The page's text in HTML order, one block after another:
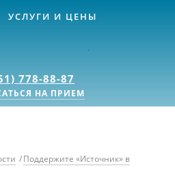
778-88-87
НА ПРИЕМ
УСЛУГИ И ЦЕНЫ
/Поддержите «Источник» в